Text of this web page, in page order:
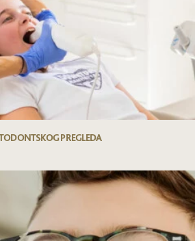
PREGLEDA